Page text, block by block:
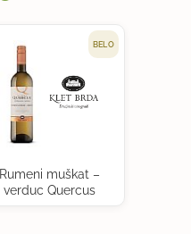
BELO
Rumeni muškat –
verduc Quercus